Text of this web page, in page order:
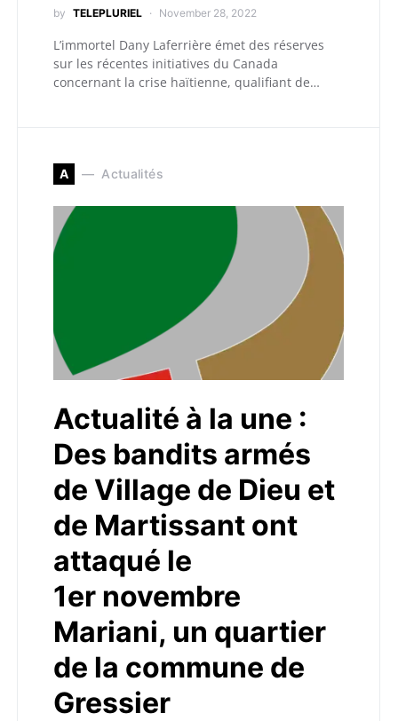
by TELEPLURIEL November 28, 2022
L’immortel Dany Laferrière émet des réserves
sur les récentes initiatives du Canada
concernant la crise haïtienne, qualifiant de…
A Actualités
Actualité à la une :
Des bandits armés
de Village de Dieu et
de Martissant ont
attaqué le
1er novembre
Mariani, un quartier
de la commune de
Gressier